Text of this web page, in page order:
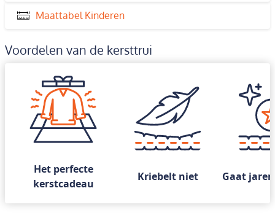
Maattabel Kinderen
Voordelen van de kersttrui
Het perfecte
kerstcadeau
Kriebelt niet Gaat